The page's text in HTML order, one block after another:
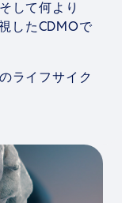
して何より
したCDMOで
ライフサイク